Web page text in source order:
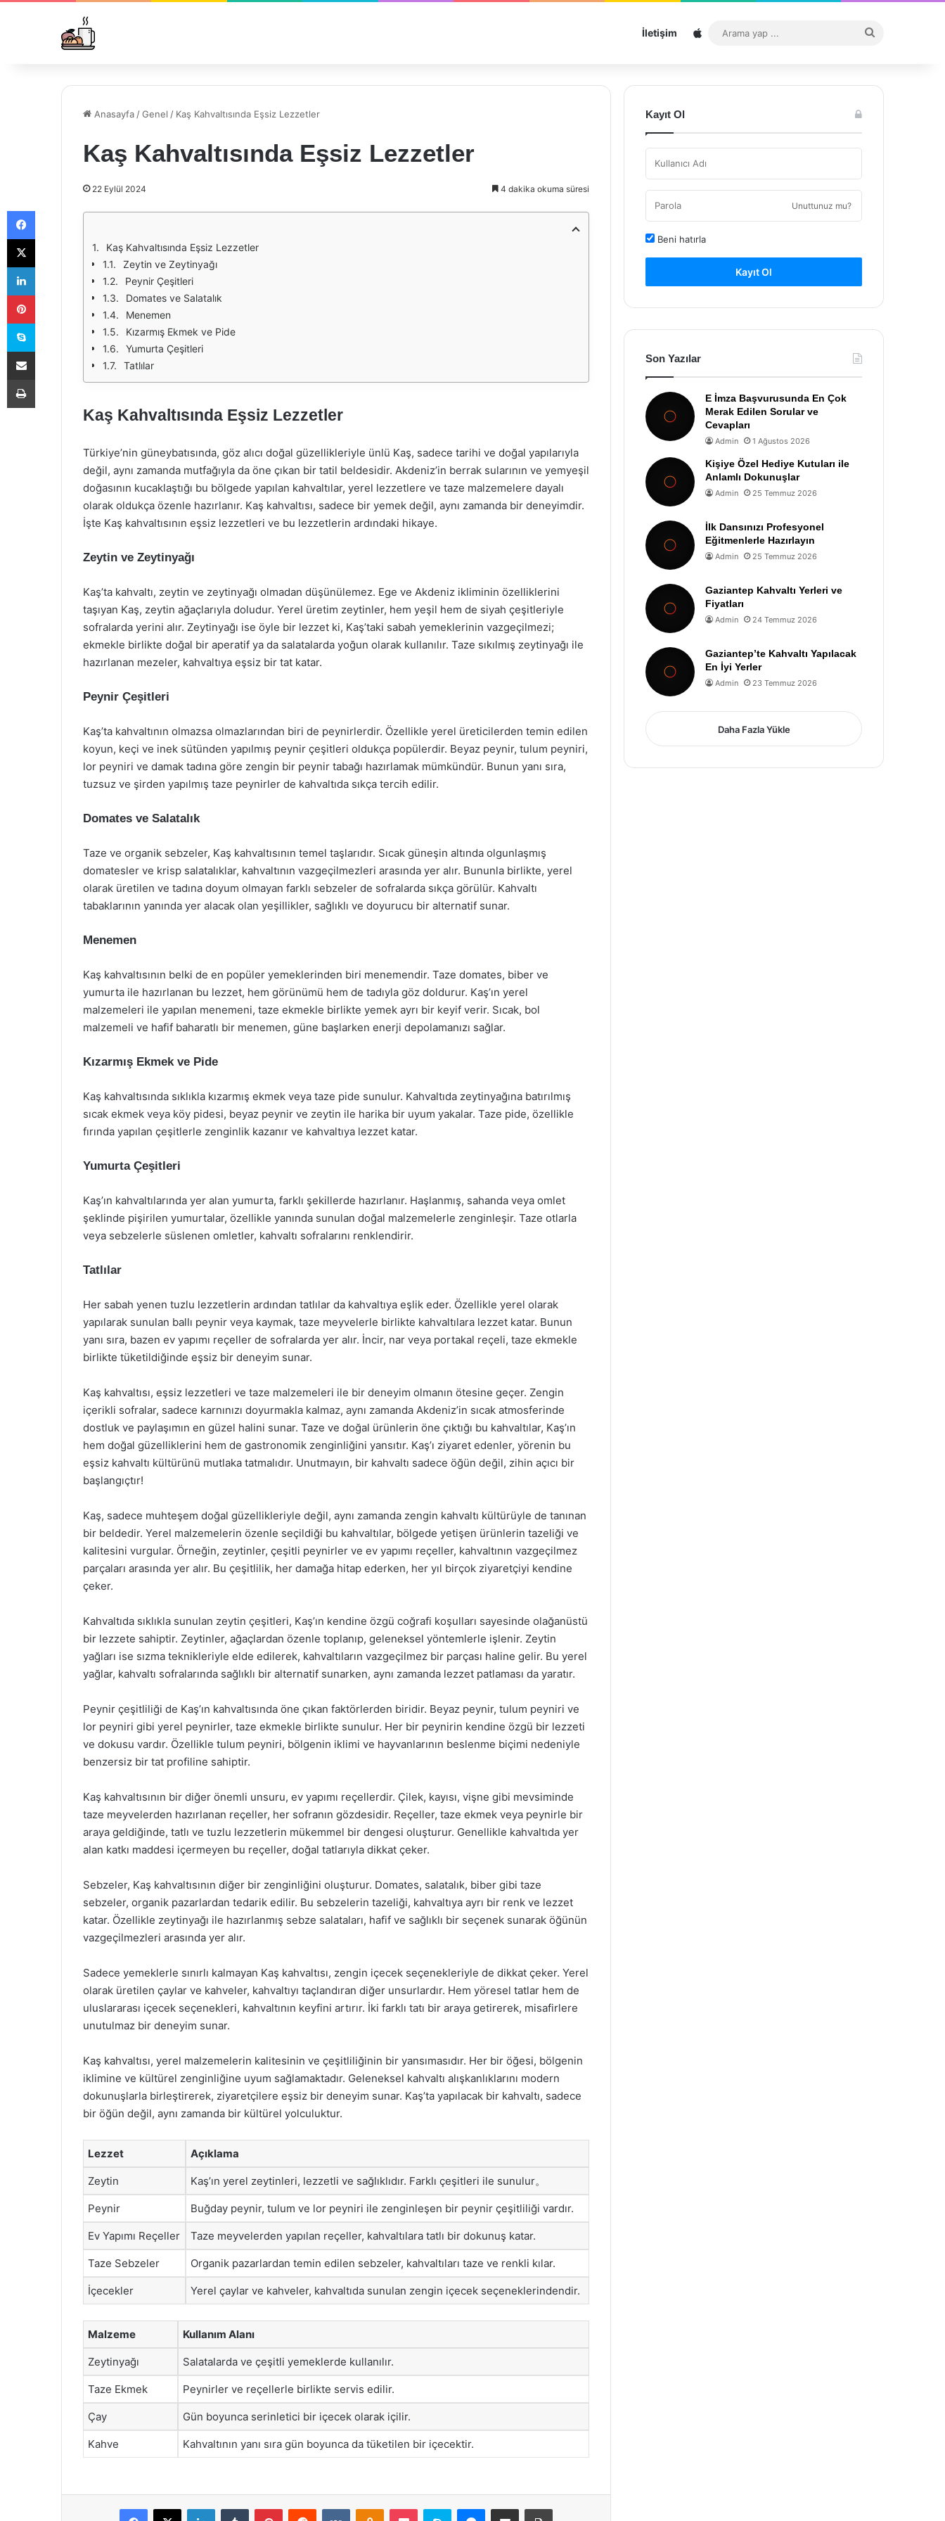
İletişim Sitemap
...
Anasayfa /Genel / Kaş Kahvaltısında Eşsiz Lezzetler
Kaş Kahvaltısında Eşsiz Lezzetler
22 Eylül 2024 4 dakika okuma süresi
Kaş Kahvaltısında Eşsiz Lezzetler
Zeytin ve Zeytinyağı
Peynir Çeşitleri
Domates ve Salatalık
Menemen
Kızarmış Ekmek ve Pide
Yumurta Çeşitleri
Tatlılar
Kaş Kahvaltısında Eşsiz Lezzetler
Türkiye’nin güneybatısında, göz alıcı doğal güzellikleriyle ünlü Kaş, sadece tarihi ve doğal yapılarıyla
değil, aynı zamanda mutfağıyla da öne çıkan bir tatil beldesidir. Akdeniz’in berrak sularının ve yemyeşil
doğasının kucaklaştığı bu bölgede yapılan kahvaltılar, yerel lezzetlere ve taze malzemelere dayalı
olarak oldukça özenle hazırlanır. Kaş kahvaltısı, sadece bir yemek değil, aynı zamanda bir deneyimdir.
İşte Kaş kahvaltısının eşsiz lezzetleri ve bu lezzetlerin ardındaki hikaye.
Zeytin ve Zeytinyağı
Kaş’ta kahvaltı, zeytin ve zeytinyağı olmadan düşünülemez. Ege ve Akdeniz ikliminin özelliklerini
taşıyan Kaş, zeytin ağaçlarıyla doludur. Yerel üretim zeytinler, hem yeşil hem de siyah çeşitleriyle
sofralarda yerini alır. Zeytinyağı ise öyle bir lezzet ki, Kaş’taki sabah yemeklerinin vazgeçilmezi;
ekmekle birlikte doğal bir aperatif ya da salatalarda yoğun olarak kullanılır. Taze sıkılmış zeytinyağı ile
hazırlanan mezeler, kahvaltıya eşsiz bir tat katar.
Peynir Çeşitleri
Kaş’ta kahvaltının olmazsa olmazlarından biri de peynirlerdir. Özellikle yerel üreticilerden temin edilen
koyun, keçi ve inek sütünden yapılmış peynir çeşitleri oldukça popülerdir. Beyaz peynir, tulum peyniri,
lor peyniri ve damak tadına göre zengin bir peynir tabağı hazırlamak mümkündür. Bunun yanı sıra,
tuzsuz ve şirden yapılmış taze peynirler de kahvaltıda sıkça tercih edilir.
Domates ve Salatalık
Taze ve organik sebzeler, Kaş kahvaltısının temel taşlarıdır. Sıcak güneşin altında olgunlaşmış
domatesler ve krisp salatalıklar, kahvaltının vazgeçilmezleri arasında yer alır. Bununla birlikte, yerel
olarak üretilen ve tadına doyum olmayan farklı sebzeler de sofralarda sıkça görülür. Kahvaltı
tabaklarının yanında yer alacak olan yeşillikler, sağlıklı ve doyurucu bir alternatif sunar.
Menemen
Kaş kahvaltısının belki de en popüler yemeklerinden biri menemendir. Taze domates, biber ve
yumurta ile hazırlanan bu lezzet, hem görünümü hem de tadıyla göz doldurur. Kaş’ın yerel
malzemeleri ile yapılan menemeni, taze ekmekle birlikte yemek ayrı bir keyif verir. Sıcak, bol
malzemeli ve hafif baharatlı bir menemen, güne başlarken enerji depolamanızı sağlar.
Kızarmış Ekmek ve Pide
Kaş kahvaltısında sıklıkla kızarmış ekmek veya taze pide sunulur. Kahvaltıda zeytinyağına batırılmış
sıcak ekmek veya köy pidesi, beyaz peynir ve zeytin ile harika bir uyum yakalar. Taze pide, özellikle
fırında yapılan çeşitlerle zenginlik kazanır ve kahvaltıya lezzet katar.
Yumurta Çeşitleri
Kaş’ın kahvaltılarında yer alan yumurta, farklı şekillerde hazırlanır. Haşlanmış, sahanda veya omlet
şeklinde pişirilen yumurtalar, özellikle yanında sunulan doğal malzemelerle zenginleşir. Taze otlarla
veya sebzelerle süslenen omletler, kahvaltı sofralarını renklendirir.
Tatlılar
Her sabah yenen tuzlu lezzetlerin ardından tatlılar da kahvaltıya eşlik eder. Özellikle yerel olarak
yapılarak sunulan ballı peynir veya kaymak, taze meyvelerle birlikte kahvaltılara lezzet katar. Bunun
yanı sıra, bazen ev yapımı reçeller de sofralarda yer alır. İncir, nar veya portakal reçeli, taze ekmekle
birlikte tüketildiğinde eşsiz bir deneyim sunar.
Kaş kahvaltısı, eşsiz lezzetleri ve taze malzemeleri ile bir deneyim olmanın ötesine geçer. Zengin
içerikli sofralar, sadece karnınızı doyurmakla kalmaz, aynı zamanda Akdeniz’in sıcak atmosferinde
dostluk ve paylaşımın en güzel halini sunar. Taze ve doğal ürünlerin öne çıktığı bu kahvaltılar, Kaş’ın
hem doğal güzelliklerini hem de gastronomik zenginliğini yansıtır. Kaş’ı ziyaret edenler, yörenin bu
eşsiz kahvaltı kültürünü mutlaka tatmalıdır. Unutmayın, bir kahvaltı sadece öğün değil, zihin açıcı bir
başlangıçtır!
Kaş, sadece muhteşem doğal güzellikleriyle değil, aynı zamanda zengin kahvaltı kültürüyle de tanınan
bir beldedir. Yerel malzemelerin özenle seçildiği bu kahvaltılar, bölgede yetişen ürünlerin tazeliği ve
kalitesini vurgular. Örneğin, zeytinler, çeşitli peynirler ve ev yapımı reçeller, kahvaltının vazgeçilmez
parçaları arasında yer alır. Bu çeşitlilik, her damağa hitap ederken, her yıl birçok ziyaretçiyi kendine
çeker.
Kahvaltıda sıklıkla sunulan zeytin çeşitleri, Kaş’ın kendine özgü coğrafi koşulları sayesinde olağanüstü
bir lezzete sahiptir. Zeytinler, ağaçlardan özenle toplanıp, geleneksel yöntemlerle işlenir. Zeytin
yağları ise sızma teknikleriyle elde edilerek, kahvaltıların vazgeçilmez bir parçası haline gelir. Bu yerel
yağlar, kahvaltı sofralarında sağlıklı bir alternatif sunarken, aynı zamanda lezzet patlaması da yaratır.
Peynir çeşitliliği de Kaş’ın kahvaltısında öne çıkan faktörlerden biridir. Beyaz peynir, tulum peyniri ve
lor peyniri gibi yerel peynirler, taze ekmekle birlikte sunulur. Her bir peynirin kendine özgü bir lezzeti
ve dokusu vardır. Özellikle tulum peyniri, bölgenin iklimi ve hayvanlarının beslenme biçimi nedeniyle
benzersiz bir tat profiline sahiptir.
Kaş kahvaltısının bir diğer önemli unsuru, ev yapımı reçellerdir. Çilek, kayısı, vişne gibi mevsiminde
taze meyvelerden hazırlanan reçeller, her sofranın gözdesidir. Reçeller, taze ekmek veya peynirle bir
araya geldiğinde, tatlı ve tuzlu lezzetlerin mükemmel bir dengesi oluşturur. Genellikle kahvaltıda yer
alan katkı maddesi içermeyen bu reçeller, doğal tatlarıyla dikkat çeker.
Sebzeler, Kaş kahvaltısının diğer bir zenginliğini oluşturur. Domates, salatalık, biber gibi taze
sebzeler, organik pazarlardan tedarik edilir. Bu sebzelerin tazeliği, kahvaltıya ayrı bir renk ve lezzet
katar. Özellikle zeytinyağı ile hazırlanmış sebze salataları, hafif ve sağlıklı bir seçenek sunarak öğünün
vazgeçilmezleri arasında yer alır.
Sadece yemeklerle sınırlı kalmayan Kaş kahvaltısı, zengin içecek seçenekleriyle de dikkat çeker. Yerel
olarak üretilen çaylar ve kahveler, kahvaltıyı taçlandıran diğer unsurlardır. Hem yöresel tatlar hem de
uluslararası içecek seçenekleri, kahvaltının keyfini artırır. İki farklı tatı bir araya getirerek, misafirlere
unutulmaz bir deneyim sunar.
Kaş kahvaltısı, yerel malzemelerin kalitesinin ve çeşitliliğinin bir yansımasıdır. Her bir öğesi, bölgenin
iklimine ve kültürel zenginliğine uyum sağlamaktadır. Geleneksel kahvaltı alışkanlıklarını modern
dokunuşlarla birleştirerek, ziyaretçilere eşsiz bir deneyim sunar. Kaş’ta yapılacak bir kahvaltı, sadece
bir öğün değil, aynı zamanda bir kültürel yolculuktur.
Lezzet Açıklama
Zeytin Kaş’ın yerel zeytinleri, lezzetli ve sağlıklıdır. Farklı çeşitleri ile sunulur。
Peynir Buğday peynir, tulum ve lor peyniri ile zenginleşen bir peynir çeşitliliği vardır.
Ev Yapımı Reçeller Taze meyvelerden yapılan reçeller, kahvaltılara tatlı bir dokunuş katar.
Taze Sebzeler Organik pazarlardan temin edilen sebzeler, kahvaltıları taze ve renkli kılar.
İçecekler Yerel çaylar ve kahveler, kahvaltıda sunulan zengin içecek seçeneklerindendir.
Malzeme Kullanım Alanı
Zeytinyağı Salatalarda ve çeşitli yemeklerde kullanılır.
Taze Ekmek Peynirler ve reçellerle birlikte servis edilir.
Çay Gün boyunca serinletici bir içecek olarak içilir.
Kahve Kahvaltının yanı sıra gün boyunca da tüketilen bir içecektir.
Facebook
X LinkedInTumblr PinterestReddit VKontakteOdnoklassniki
Pocket Skype Messenger
E-Posta ile paylaş Yazdır
Kayıt Ol
Unuttunuz mu?
Beni hatırla
Kayıt Ol
Son Yazılar
E İmza Başvurusunda En Çok
Merak Edilen Sorular ve
Cevapları
Admin 1 Ağustos 2026
Kişiye Özel Hediye Kutuları ile
Anlamlı Dokunuşlar
Admin 25 Temmuz 2026
İlk Dansınızı Profesyonel
Eğitmenlerle Hazırlayın
Admin 25 Temmuz 2026
Gaziantep Kahvaltı Yerleri ve
Fiyatları
Admin 24 Temmuz 2026
Gaziantep’te Kahvaltı Yapılacak
En İyi Yerler
Admin 23 Temmuz 2026
Daha Fazla Yükle
Facebook
X
LinkedIn
Pinterest
Skype
E-Posta ile paylaş